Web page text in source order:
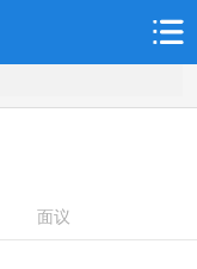
面议